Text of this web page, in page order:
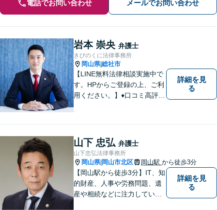
電話でお問い合わせ メールでお問い合わせ
岩本 崇央 弁護士
きびのくに法律事務所
岡山県|総社市
【LINE無料法律相談実施中で
す。HPからご登録の上、ご利
用ください。】♦口コミ高評価
大の理解者として活動いたし
ます。【完全個室】【初回３
０分無料面談】
詳細を見
る
山下 忠弘 弁護士
山下忠弘法律事務所
岡山県| 岡山市北区 岡山駅 から徒歩3分
【岡山駅から徒歩3分】IT、知
的財産、人事や労務問題、遺
産や相続などに注力していま
詳細を見
る